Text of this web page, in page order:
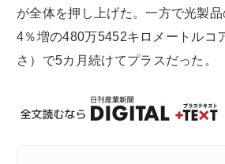
が全体を押し上げた。一方で光製品
4％増の480万5452キロメートルコ
さ）で5カ月続けてプラスだった。